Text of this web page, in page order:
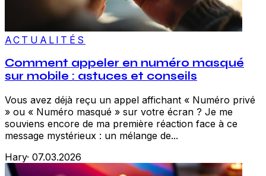
ACTUALITÉS
Comment appeler en numéro masqué
sur mobile : astuces et conseils
Vous avez déjà reçu un appel affichant « Numéro privé
» ou « Numéro masqué » sur votre écran ? Je me
souviens encore de ma première réaction face à ce
message mystérieux : un mélange de...
Hary· 07.03.2026